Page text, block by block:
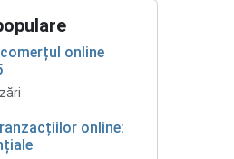
online
online: